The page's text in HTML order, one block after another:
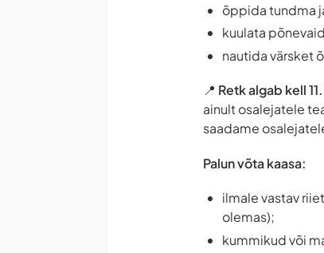
õppida tundma
kuulata
nautida värsket
📍 Retk algab kell
ainult osalejatele
saadame
Palun võta kaasa:
ilmale vastav
olemas);
kummikud või